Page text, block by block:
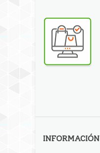
INFORMACIÓN